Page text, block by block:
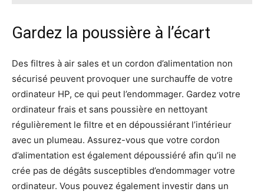
Gardez la poussière à l’écart
Des filtres à air sales et un cordon d’alimentation non
sécurisé peuvent provoquer une surchauffe de votre
ordinateur HP, ce qui peut l’endommager. Gardez votre
ordinateur frais et sans poussière en nettoyant
régulièrement le filtre et en dépoussiérant l’intérieur
avec un plumeau. Assurez-vous que votre cordon
d’alimentation est également dépoussiéré afin qu’il ne
crée pas de dégâts susceptibles d’endommager votre
ordinateur. Vous pouvez également investir dans un